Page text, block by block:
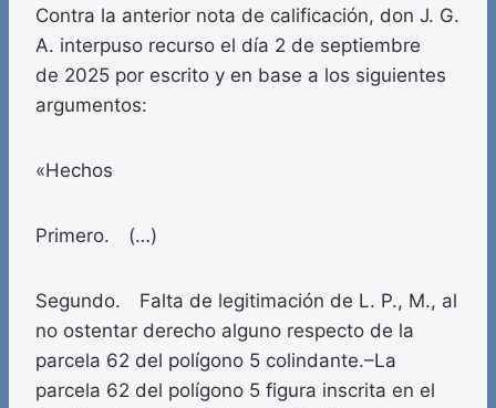
Contra la anterior nota de calificación, don J. G.
A. interpuso recurso el día 2 de septiembre
de 2025 por escrito y en base a los siguientes
argumentos:
«Hechos
Primero. (…)
Segundo. Falta de legitimación de L. P., M., al
no ostentar derecho alguno respecto de la
parcela 62 del polígono 5 colindante.–La
parcela 62 del polígono 5 figura inscrita en el